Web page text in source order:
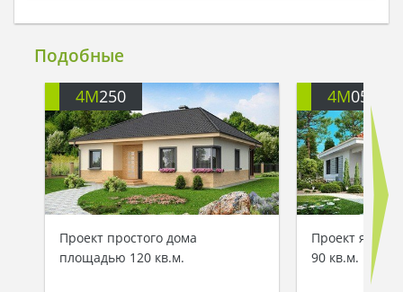
Подобные
4M250
Проект простого дома
площадью 120 кв.м.
4M057
Проект
90 кв.м.